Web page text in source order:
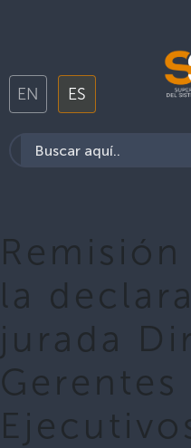
EN ES
la
jurada
Gerentes